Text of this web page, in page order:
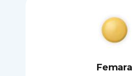
Femara